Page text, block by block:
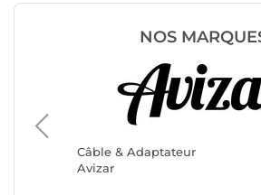
NOS
Câble & Adaptateur
Avizar